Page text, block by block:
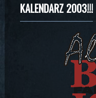
KALENDARZ 2003!!!